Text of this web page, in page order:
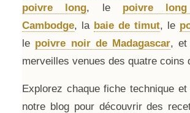
poivre long, le poivre
Cambodge, la baie de timut, le
le poivre noir de Madagascar, et
merveilles venues des quatre coins
Explorez chaque fiche technique et
notre blog pour découvrir des